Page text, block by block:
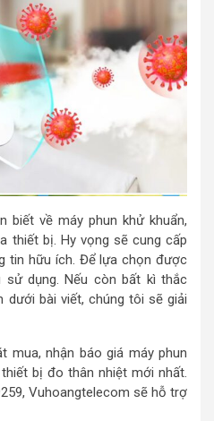
biết về máy phun khử khuẩn,
thiết bị. Hy vọng sẽ cung cấp
tin hữu ích. Để lựa chọn được
sử dụng. Nếu còn bất kì thắc
dưới bài viết, chúng tôi sẽ giải
mua, nhận báo giá máy phun
bị đo thân nhiệt mới nhất.
Vuhoangtelecom sẽ hỗ trợ